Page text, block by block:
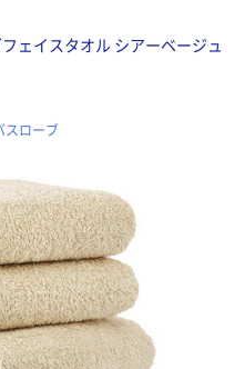
ェイスタオル シアーベージュ
スローブ